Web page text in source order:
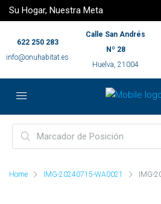
Su Hogar, Nuestra Meta
622 250 283
info@onuhabitat.es
Calle San Andrés
Nº 28
Huelva, 21004
Home IMG-20240715-WA0021 IMG-